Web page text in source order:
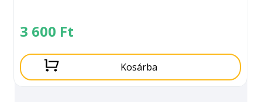
3 600 Ft
Kosárba